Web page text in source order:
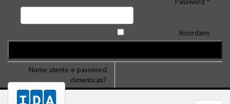
Ricordami
Nome utente e password
dimenticati?